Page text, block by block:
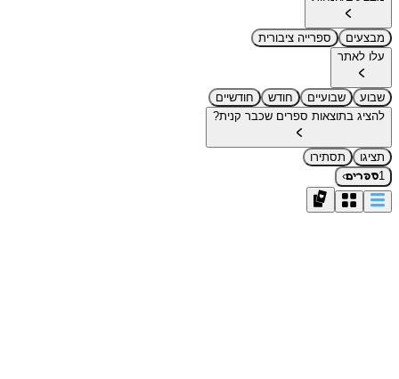
מבצעים
ספרייה ציבורית
עלו לאתר
שבוע שבועיים חודש
חודשיים
להציג בתוצאות ספרים שכבר קנית?
תציגו
תסתירו
1ספרים›